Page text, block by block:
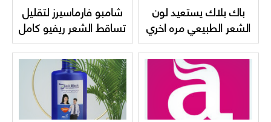
باك بلاك يستعيد لون
الشعر الطبيعي مره اخري
بدون صبغات
شامبو فارماسيرز لتقليل
تساقط الشعر ريفيو كامل
عنه واسعاره
Pharmaceris hair and
scalp shampoo